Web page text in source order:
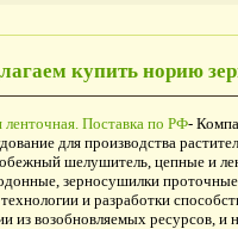
купить норию
ленточная. Поставка по РФ-
для производства
шелушитель, цепные и
зерносушилки
и разработки
из возобновляемых ресурсов, и